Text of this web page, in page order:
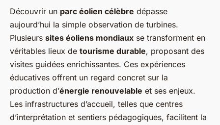
Découvrir un parc éolien célèbre dépasse
aujourd’hui la simple observation de turbines.
Plusieurs sites éoliens mondiaux se transforment en
véritables lieux de tourisme durable, proposant des
visites guidées enrichissantes. Ces expériences
éducatives offrent un regard concret sur la
production d’énergie renouvelable et ses enjeux.
Les infrastructures d’accueil, telles que centres
d’interprétation et sentiers pédagogiques, facilitent la